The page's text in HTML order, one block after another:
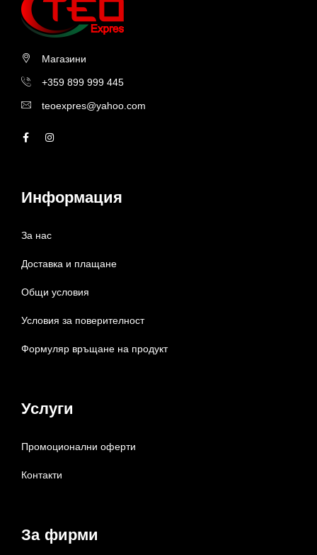
Магазини
+359 899 999 445
teoexpres@yahoo.com
Информация
За нас
Доставка и плащане
Общи условия
Условия за поверителност
Формуляр връщане на продукт
Услуги
Промоционални оферти
Контакти
За фирми